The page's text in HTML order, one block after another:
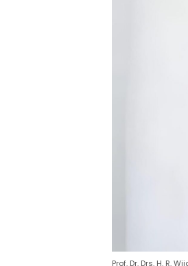
Prof. Dr. Drs. H. R.